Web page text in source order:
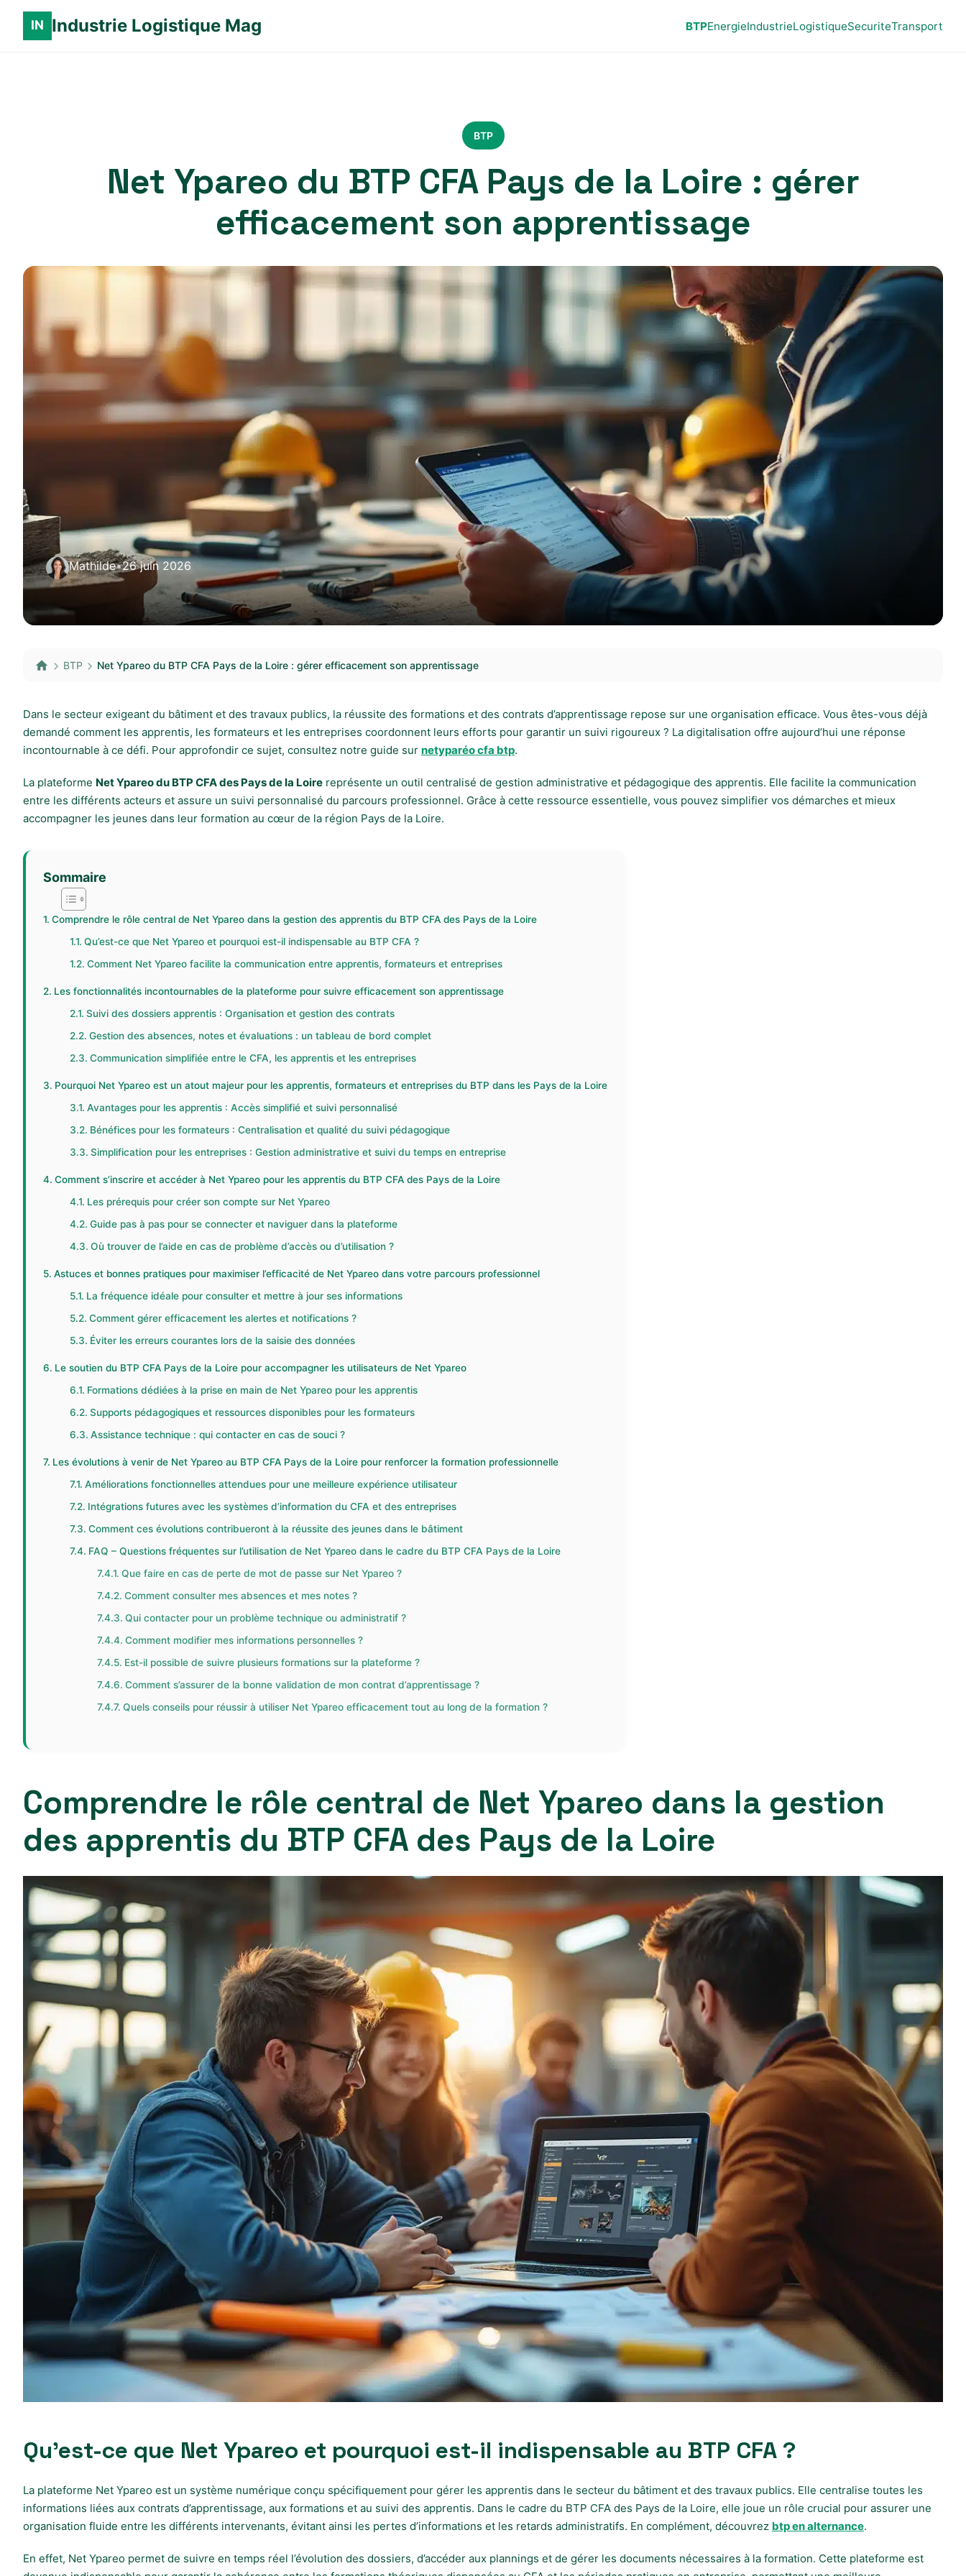
Industrie Logistique Mag BTPEnergieIndustrieLogistiqueSecuriteTransport
BTP
Net Ypareo du BTP CFA Pays de la Loire : gérer
efficacement son apprentissage
Mathilde•26 juin 2026
BTP Net Ypareo du BTP CFA Pays de la Loire : gérer efficacement son apprentissage
Dans le secteur exigeant du bâtiment et des travaux publics, la réussite des formations et des contrats d’apprentissage repose sur une organisation efficace. Vous êtes-vous déjà
demandé comment les apprentis, les formateurs et les entreprises coordonnent leurs efforts pour garantir un suivi rigoureux ? La digitalisation offre aujourd’hui une réponse
incontournable à ce défi. Pour approfondir ce sujet, consultez notre guide sur netyparéo cfa btp.
La plateforme Net Ypareo du BTP CFA des Pays de la Loire représente un outil centralisé de gestion administrative et pédagogique des apprentis. Elle facilite la communication
entre les différents acteurs et assure un suivi personnalisé du parcours professionnel. Grâce à cette ressource essentielle, vous pouvez simplifier vos démarches et mieux
accompagner les jeunes dans leur formation au cœur de la région Pays de la Loire.
Sommaire
Comprendre le rôle central de Net Ypareo dans la gestion des apprentis du BTP CFA des Pays de la Loire
Qu’est-ce que Net Ypareo et pourquoi est-il indispensable au BTP CFA ?
Comment Net Ypareo facilite la communication entre apprentis, formateurs et entreprises
Les fonctionnalités incontournables de la plateforme pour suivre efficacement son apprentissage
Suivi des dossiers apprentis : Organisation et gestion des contrats
Gestion des absences, notes et évaluations : un tableau de bord complet
Communication simplifiée entre le CFA, les apprentis et les entreprises
Pourquoi Net Ypareo est un atout majeur pour les apprentis, formateurs et entreprises du BTP dans les Pays de la Loire
Avantages pour les apprentis : Accès simplifié et suivi personnalisé
Bénéfices pour les formateurs : Centralisation et qualité du suivi pédagogique
Simplification pour les entreprises : Gestion administrative et suivi du temps en entreprise
Comment s’inscrire et accéder à Net Ypareo pour les apprentis du BTP CFA des Pays de la Loire
Les prérequis pour créer son compte sur Net Ypareo
Guide pas à pas pour se connecter et naviguer dans la plateforme
Où trouver de l’aide en cas de problème d’accès ou d’utilisation ?
Astuces et bonnes pratiques pour maximiser l’efficacité de Net Ypareo dans votre parcours professionnel
La fréquence idéale pour consulter et mettre à jour ses informations
Comment gérer efficacement les alertes et notifications ?
Éviter les erreurs courantes lors de la saisie des données
Le soutien du BTP CFA Pays de la Loire pour accompagner les utilisateurs de Net Ypareo
Formations dédiées à la prise en main de Net Ypareo pour les apprentis
Supports pédagogiques et ressources disponibles pour les formateurs
Assistance technique : qui contacter en cas de souci ?
Les évolutions à venir de Net Ypareo au BTP CFA Pays de la Loire pour renforcer la formation professionnelle
Améliorations fonctionnelles attendues pour une meilleure expérience utilisateur
Intégrations futures avec les systèmes d’information du CFA et des entreprises
Comment ces évolutions contribueront à la réussite des jeunes dans le bâtiment
FAQ – Questions fréquentes sur l’utilisation de Net Ypareo dans le cadre du BTP CFA Pays de la Loire
Que faire en cas de perte de mot de passe sur Net Ypareo ?
Comment consulter mes absences et mes notes ?
Qui contacter pour un problème technique ou administratif ?
Comment modifier mes informations personnelles ?
Est-il possible de suivre plusieurs formations sur la plateforme ?
Comment s’assurer de la bonne validation de mon contrat d’apprentissage ?
Quels conseils pour réussir à utiliser Net Ypareo efficacement tout au long de la formation ?
Comprendre le rôle central de Net Ypareo dans la gestion
des apprentis du BTP CFA des Pays de la Loire
Qu’est-ce que Net Ypareo et pourquoi est-il indispensable au BTP CFA ?
La plateforme Net Ypareo est un système numérique conçu spécifiquement pour gérer les apprentis dans le secteur du bâtiment et des travaux publics. Elle centralise toutes les
informations liées aux contrats d’apprentissage, aux formations et au suivi des apprentis. Dans le cadre du BTP CFA des Pays de la Loire, elle joue un rôle crucial pour assurer une
organisation fluide entre les différents intervenants, évitant ainsi les pertes d’informations et les retards administratifs. En complément, découvrez btp en alternance.
En effet, Net Ypareo permet de suivre en temps réel l’évolution des dossiers, d’accéder aux plannings et de gérer les documents nécessaires à la formation. Cette plateforme est